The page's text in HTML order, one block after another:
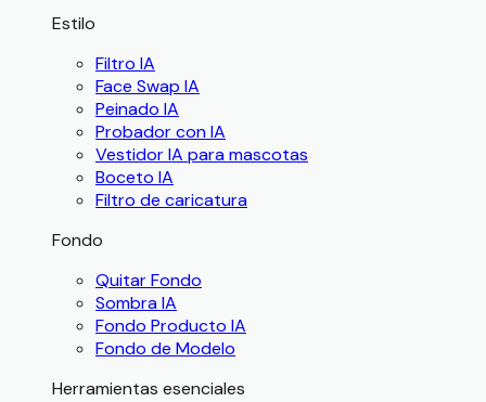
Estilo
Filtro IA
Face Swap IA
Peinado IA
Probador con IA
Vestidor IA para mascotas
Boceto IA
Filtro de caricatura
Fondo
Quitar Fondo
Sombra IA
Fondo Producto IA
Fondo de Modelo
Herramientas esenciales